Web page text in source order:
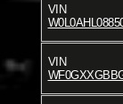
VIN
VIN